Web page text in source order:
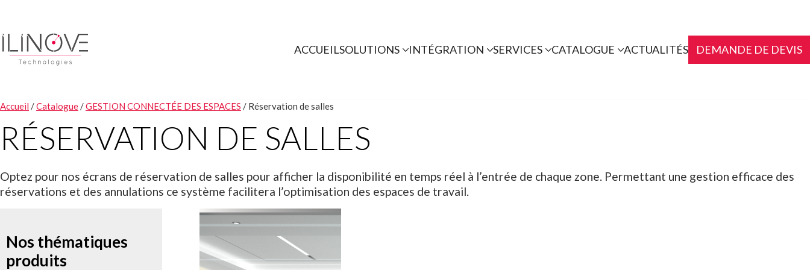
ACCUEILSOLUTIONS INTÉGRATION SERVICES CATALOGUE ACTUALITÉS DEMANDE DE DEVIS
Accueil /Catalogue/GESTION CONNECTÉE DES ESPACES / Réservation de salles
RÉSERVATION DE SALLES
Optez pour nos écrans de réservation de salles pour afficher la disponibilité en temps réel à l’entrée de chaque zone. Permettant une gestion efficace des
réservations et des annulations ce système facilitera l’optimisation des espaces de travail.
Nos thématiques
produits